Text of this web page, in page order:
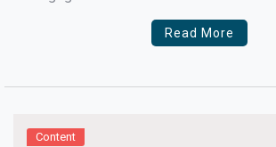
Hierop besloot De Woonschakel in
de eigenaar van het complex, Habion, en
Read More
Content